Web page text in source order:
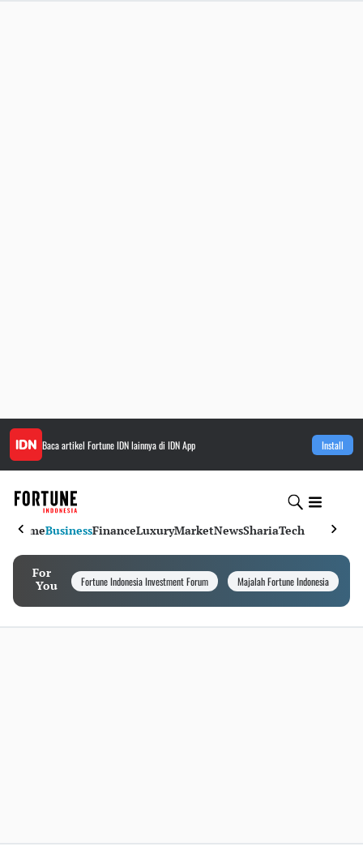
Baca artikel Fortune IDNlainnya di IDN App Install
HomeBusinessFinanceLuxuryMarketNewsShariaTech
For
You
Fortune Indonesia Investment Forum Majalah Fortune Indonesia